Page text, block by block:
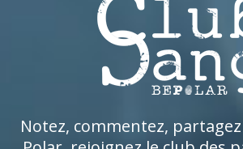
Notez, commentez,